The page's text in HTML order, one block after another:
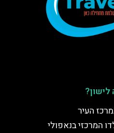
העיר
המרכזי בנאפולי